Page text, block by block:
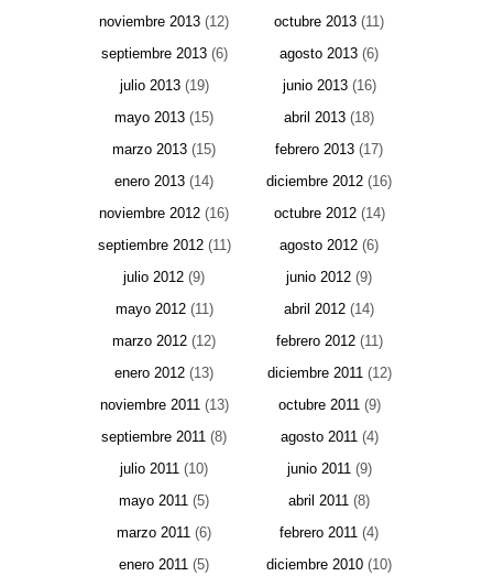
noviembre 2013 (12) octubre 2013 (11)
septiembre 2013(6) agosto 2013 (6)
julio 2013(19) junio 2013(16)
mayo 2013 (15) abril 2013 (18)
marzo 2013 (15) febrero 2013 (17)
enero 2013 (14) diciembre 2012 (16)
noviembre 2012 (16) octubre 2012(14)
septiembre 2012(11) agosto 2012 (6)
julio 2012 (9) junio 2012 (9)
mayo 2012(11) abril 2012 (14)
marzo 2012 (12) febrero 2012(11)
enero 2012 (13) diciembre 2011(12)
noviembre 2011(13) octubre 2011(9)
septiembre 2011 (8) agosto 2011(4)
julio 2011 (10) junio 2011(9)
mayo 2011 (5) abril 2011 (8)
marzo 2011 (6) febrero 2011 (4)
enero 2011 (5) diciembre 2010 (10)